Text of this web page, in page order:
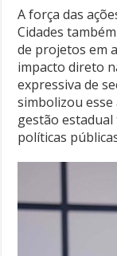
A força das
Cidades
de projetos em
impacto direto
expressiva de
simbolizou esse
gestão
políticas